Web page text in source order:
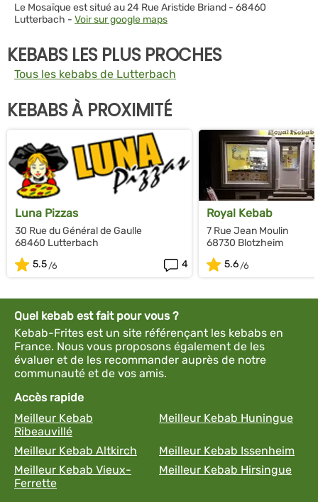
Le Mosaïque est situé au 24 Rue Aristide Briand - 68460
Lutterbach - Voir sur google maps
KEBABS LES PLUS PROCHES
Tous les kebabs de Lutterbach
KEBABS À PROXIMITÉ
Luna Pizzas
30 Rue du Général de Gaulle
68460 Lutterbach
5.5
4
Royal Kebab
7 Rue Jean Moulin
68730 Blotzheim
5.6
Quel kebab est fait pour vous ?
Kebab-Frites est un site référençant les kebabs en
France. Nous vous proposons également de les
évaluer et de les recommander auprès de notre
communauté et de vos amis.
Accès rapide
Meilleur Kebab
Ribeauvillé
Meilleur Kebab Huningue
Meilleur Kebab Altkirch
Meilleur Kebab Issenheim
Meilleur Kebab Vieux-
Ferrette
Meilleur Kebab Hirsingue